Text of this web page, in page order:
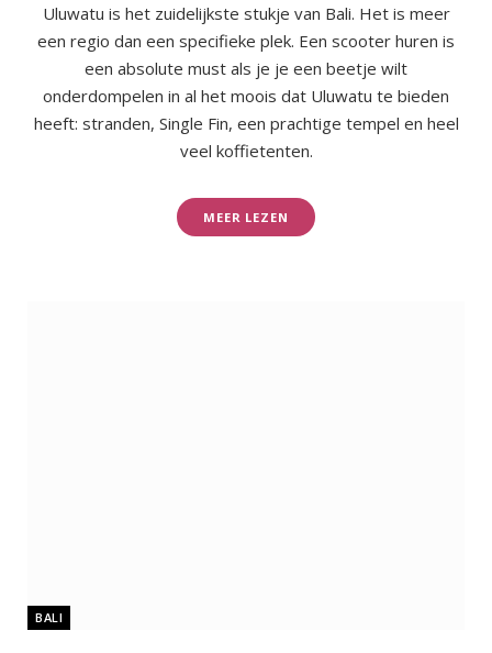
Uluwatu is het zuidelijkste stukje van Bali. Het is meer
een regio dan een specifieke plek. Een scooter huren is
een absolute must als je je een beetje wilt
onderdompelen in al het moois dat Uluwatu te bieden
heeft: stranden, Single Fin, een prachtige tempel en heel
veel koffietenten.
MEER LEZEN
BALI